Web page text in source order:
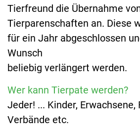
Tierfreund die Übernahme
Tierparenschaften an. Diese
für ein Jahr abgeschlossen
Wunsch
beliebig verlängert werden.
Wer kann Tierpate werden?
Jeder! ... Kinder, Erwachsene,
Verbände etc.